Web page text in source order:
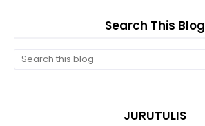
Search This Blog
JURUTULIS